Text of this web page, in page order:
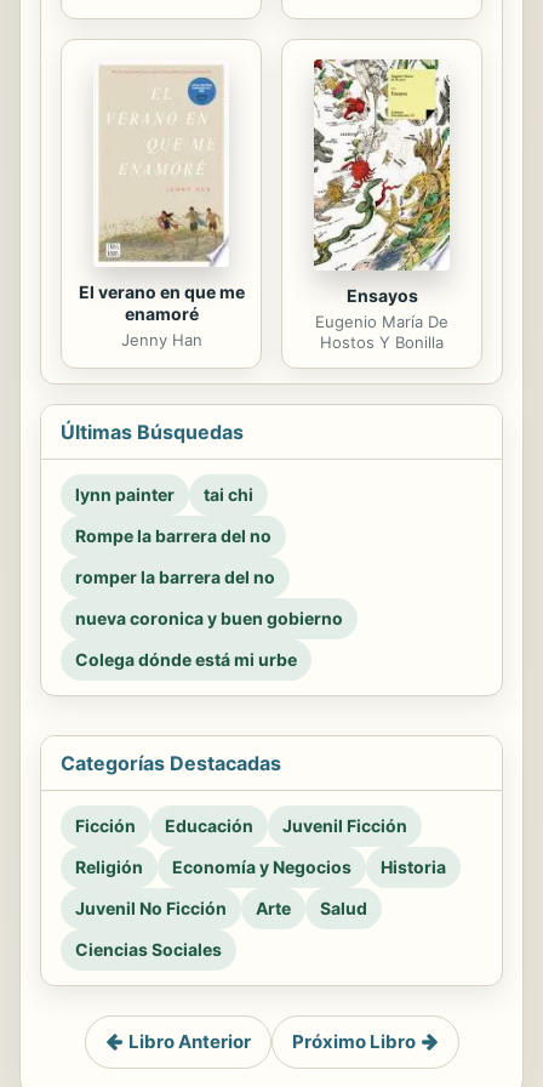
El verano en que me
enamoré
Jenny Han
Ensayos
Eugenio María De
Hostos Y Bonilla
Últimas Búsquedas
lynn painter
tai chi
Rompe la barrera del no
romper la barrera del no
nueva coronica y buen gobierno
Colega dónde está mi urbe
Categorías Destacadas
Ficción Educación
Juvenil Ficción
Religión
Economía y Negocios
Historia
Juvenil No Ficción
Arte
Salud
Ciencias Sociales
Libro Anterior Próximo Libro